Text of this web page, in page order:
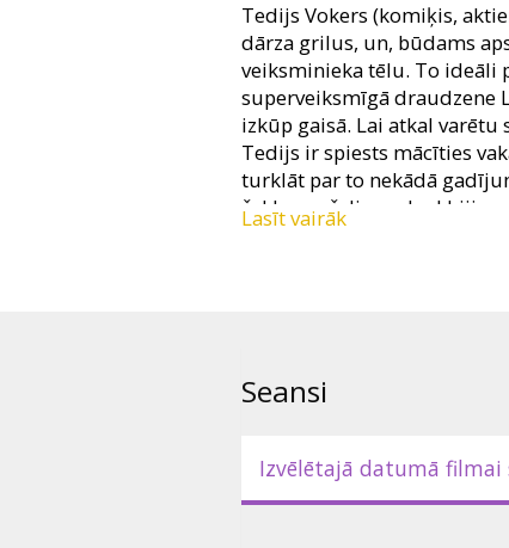
Tedijs Vokers (komiķis,
dārza grilus, un, būdams
veiksminieka tēlu. To ideāli
superveiksmīgā draudzene
izkūp gaisā. Lai atkal
Tedijs ir spiests mācīties
turklāt par to nekādā
čaklumu čalim nekad bijis
galvassāpes, toties gan
Lasīt vairāk
Seansi
Izvēlētajā datumā filmai